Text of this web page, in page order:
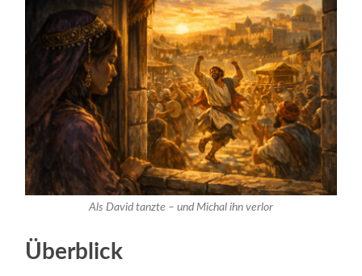
Als David tanzte – und Michal ihn verlor
Überblick